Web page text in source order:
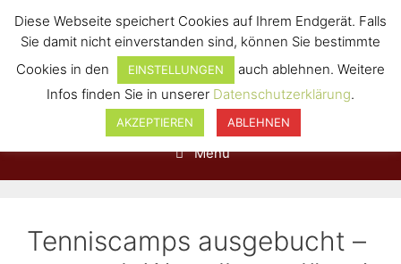
Menü
Tenniscamps ausgebucht –
Diese Webseite speichert Cookies auf Ihrem Endgerät. Falls
Sie damit nicht einverstanden sind, können Sie bestimmte
Cookies in den
EINSTELLUNGEN
auch ablehnen. Weitere
Infos finden Sie in unserer Datenschutzerklärung.
AKZEPTIEREN ABLEHNEN